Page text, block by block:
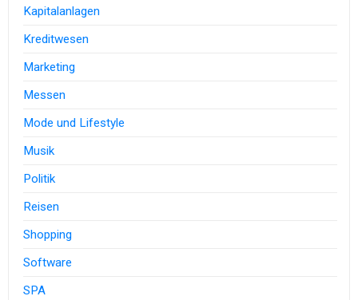
Kapitalanlagen
Kreditwesen
Marketing
Messen
Mode und Lifestyle
Musik
Politik
Reisen
Shopping
Software
SPA